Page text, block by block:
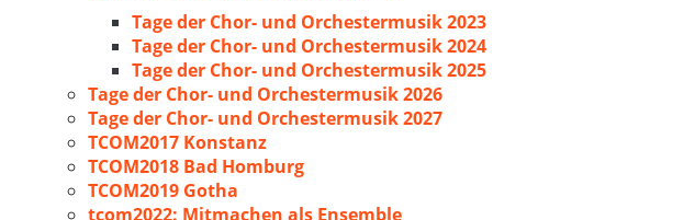
Tage der Chor- und Orchestermusik 2023
Tage der Chor- und Orchestermusik 2024
Tage der Chor- und Orchestermusik 2025
Tage der Chor- und Orchestermusik 2026
Tage der Chor- und Orchestermusik 2027
TCOM2017 Konstanz
TCOM2018 Bad Homburg
TCOM2019 Gotha
tcom2022: Mitmachen als Ensemble